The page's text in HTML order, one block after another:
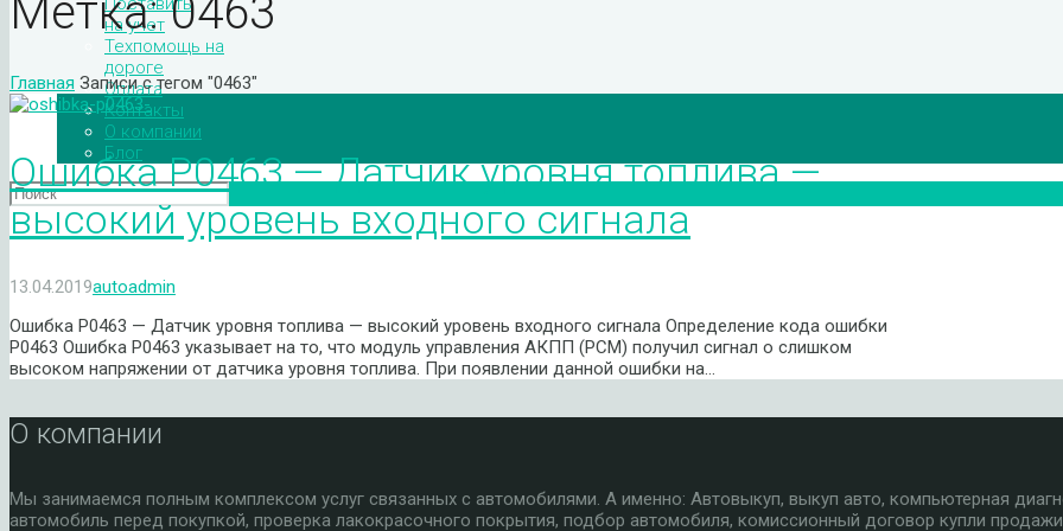
на учет
Техпомощь на
дороге
Оплата
Контакты
О компании
Блог
Метка:0463
Главная Записи с тегом "0463"
Ошибка P0463 — Датчик уровня топлива —
высокий уровень входного сигнала
13.04.2019autoadmin
Ошибка P0463 — Датчик уровня топлива — высокий уровень входного сигнала Определение кода ошибки
P0463 Ошибка P0463 указывает на то, что модуль управления АКПП (PCM) получил сигнал о слишком
высоком напряжении от датчика уровня топлива. При появлении данной ошибки на…
О компании
Мы занимаемся полным комплексом услуг связанных с автомобилями. А именно: Автовыкуп, выкуп авто, компьютерная
автомобиль перед покупкой, проверка лакокрасочного покрытия, подбор автомобиля, комиссионный договор купли